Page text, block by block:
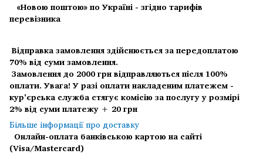
«Новою поштою» по Україні - згідно тарифів
перевізника
Відправка замовлення здійснюється за передоплатою
70% від суми замовлення.
Замовлення до 2000 грн відправляються після 100%
оплати.Увага! У разі оплати накладеним платежем -
кур'єрська служба стягує комісію за послугу у розмірі
2% від суми платежу + 20 грн
Більше інформації про доставку
Онлайн-оплата банківською картою на сайті
(Visa/Mastercard)